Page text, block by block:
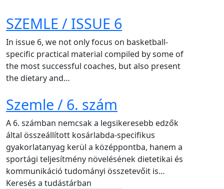
SZEMLE / ISSUE 6
In issue 6, we not only focus on basketball-
specific practical material compiled by some of
the most successful coaches, but also present
the dietary and…
Szemle / 6. szám
A 6. számban nemcsak a legsikeresebb edzők
által összeállított kosárlabda-specifikus
gyakorlatanyag kerül a középpontba, hanem a
sportági teljesítmény növelésének dietetikai és
kommunikáció tudományi összetevőit is…
Keresés a tudástárban